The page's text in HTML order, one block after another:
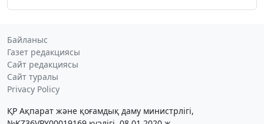
Байланыс
Газет редакциясы
Сайт редакциясы
Сайт туралы
Privacy Policy
ҚР Ақпарат және қоғамдық даму министрлігі,